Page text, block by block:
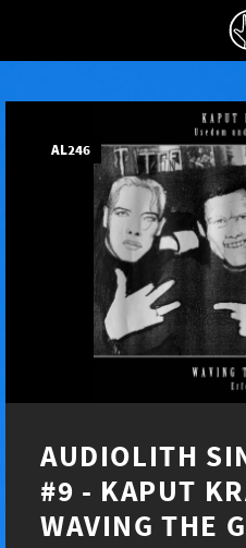
AL246
AUDIOLITH
#9 - KAPUT
WAVING THE